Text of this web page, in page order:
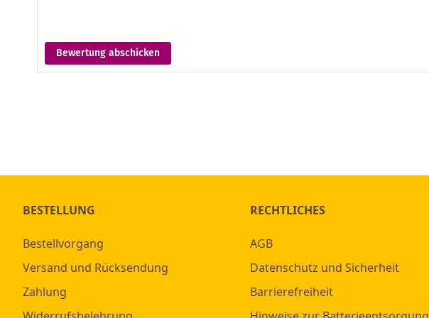
Bewertung abschicken
BESTELLUNG
Bestellvorgang
Versand und Rücksendung
Zahlung
RECHTLICHES
AGB
Datenschutz und Sicherheit
Barrierefreiheit